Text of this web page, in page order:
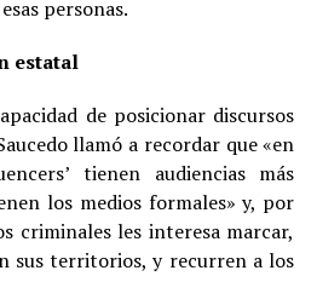
personas.
estatal
de posicionar discursos
llamó a recordar que «en
tienen audiencias más
los medios formales» y, por
criminales les interesa marcar,
sus territorios, y recurren a los